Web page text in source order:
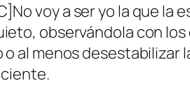
voy a ser yo la que la
observándola con
al menos